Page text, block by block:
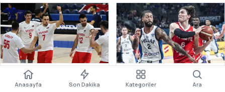
Filenin Efeleri Dünya
Şampiyonası’nda 2’de
12 Dev Adam Fırtına
Gibi: Yunanistan’ı Ezip
Anasayfa Son Dakika Kategoriler Ara